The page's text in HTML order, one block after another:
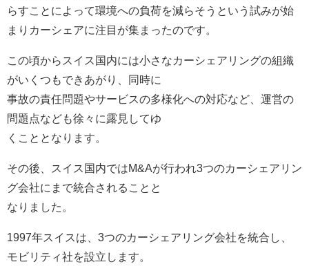
らすことによって環境への負荷を減らそうという試みが始
まりカーシェアに注目が集まったのです。
この頃からスイス国内には小さなカーシェアリングの組織
がいくつもできあがり、同時に
事故の責任問題やサービスの多様化への対応など、運営の
問題点なども徐々に露見してゆ
くこととなります。
その後、スイス国内ではM&Aが行われ3つのカーシェアリン
グ会社にまで統合されることと
なりました。
1997年スイスは、3つのカーシェアリング会社を統合し、
モビリティ社を設立します。